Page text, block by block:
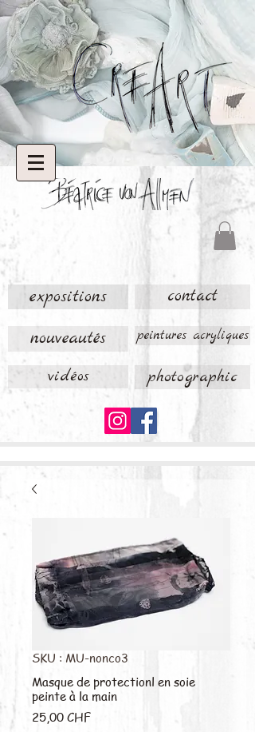
expositions contact
nouveautés peintures acryliques
vidéos photographic
SKU : MU-nonco3
Masque de protectionl en soie
peinte à la main
25,00 CHFPrix